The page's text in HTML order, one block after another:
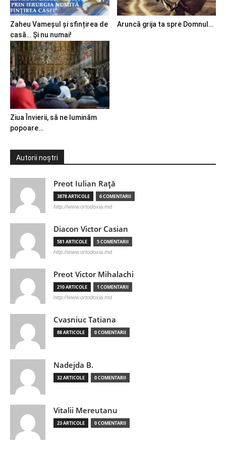
Zaheu Vameșul și sfințirea de
casă… Și nu numai!
Aruncă grija ta spre Domnul…
Ziua Învierii, să ne luminăm
popoare…
Autorii noștri
Preot Iulian Raţă
3878 ARTICOLE 6 COMENTARII
http://www.ortodoxia.md
Diacon Victor Casian
581 ARTICOLE 5 COMENTARII
http://www.ortodoxia.md
Preot Victor Mihalachi
210 ARTICOLE 1 COMENTARII
http://www.ortodoxia.md
Cvasniuc Tatiana
88 ARTICOLE 0 COMENTARII
Nadejda B.
32 ARTICOLE 0 COMENTARII
Vitalii Mereutanu
23 ARTICOLE 0 COMENTARII